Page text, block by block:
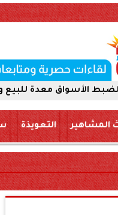
للبيع والتداول
المشاهير التعويذة